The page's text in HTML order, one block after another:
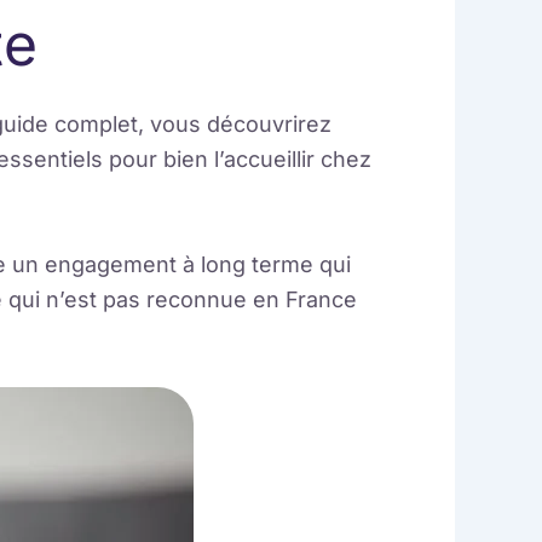
complet, vous découvrirez
pour bien l’accueillir chez
engagement à long terme qui
n’est pas reconnue en France